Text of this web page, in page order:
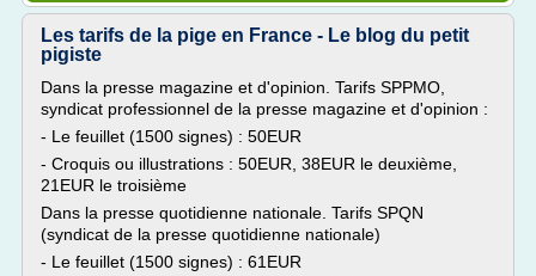
Les tarifs de la pige en France - Le blog du petit
pigiste
Dans la presse magazine et d'opinion. Tarifs SPPMO,
syndicat professionnel de la presse magazine et d'opinion :
- Le feuillet (1500 signes) : 50EUR
- Croquis ou illustrations : 50EUR, 38EUR le deuxième,
21EUR le troisième
Dans la presse quotidienne nationale. Tarifs SPQN
(syndicat de la presse quotidienne nationale)
- Le feuillet (1500 signes) : 61EUR